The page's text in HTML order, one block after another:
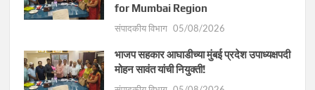
for Mumbai Region
संपादकीय विभाग 05/08/2026
भाजप सहकार आघाडीच्या मुंबई प्रदेश उपाध्यक्षपदी
मोहन सावंत यांची नियुक्ती!